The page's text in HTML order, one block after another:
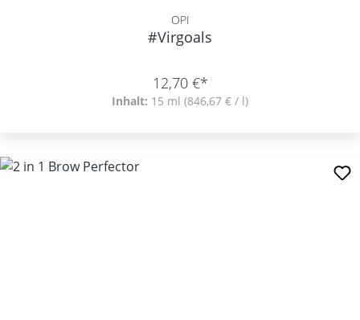
OPI
#Virgoals
12,70 €*
Inhalt: 15 ml (846,67 € / l)